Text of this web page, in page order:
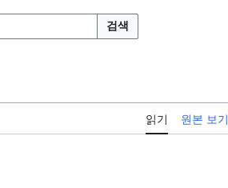
검색
읽기 원본 보기